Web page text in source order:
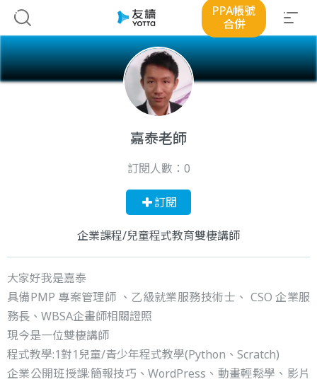
PPA帳號
合併
嘉泰老師
訂閱人數： 0
訂閱
企業課程/兒童程式教育雙棲講師
大家好我是嘉泰
具備PMP 專案管理師 、乙級就業服務技術士、 CSO 企業服
務長、WBSA企畫師相關證照
現今是一位雙棲講師
程式教學:1對1兒童/青少年程式教學(Python、Scratch)
企業公開班授課:簡報技巧、WordPress、動畫輕鬆學、影片